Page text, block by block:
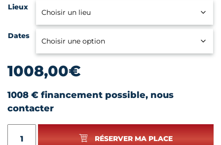
Lieux
Dates
1008,00€
1008 € financement possible, nous
contacter
RÉSERVER MA PLACE